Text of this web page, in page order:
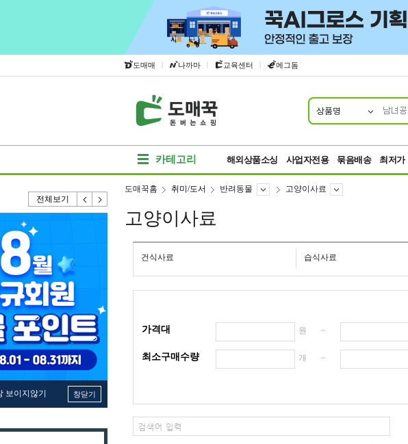
도매매 | 나까마 | 교육센터 | 에그돔
상품명
카테고리 해외상품소싱 사업자전용 묶음배송 최저가
전체보기
보이지않기 창닫기
도매꾹홈 취미/도서 반려동물 고양이사료
고양이사료
건식사료 습식사료
가격대 원 ~
최소구매수량 개 ~